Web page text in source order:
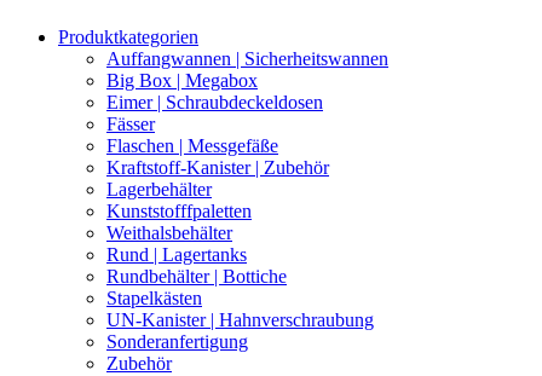
Produktkategorien
Auffangwannen | Sicherheitswannen
Big Box | Megabox
Eimer | Schraubdeckeldosen
Fässer
Flaschen | Messgefäße
Kraftstoff-Kanister | Zubehör
Lagerbehälter
Kunststofffpaletten
Weithalsbehälter
Rund | Lagertanks
Rundbehälter | Bottiche
Stapelkästen
UN-Kanister | Hahnverschraubung
Sonderanfertigung
Zubehör